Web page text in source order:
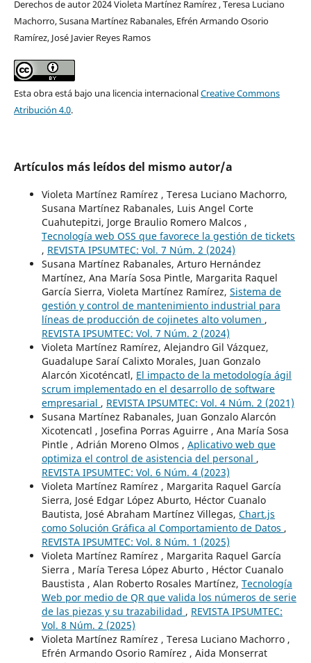
Derechos de autor 2024 Violeta Martínez Ramírez , Teresa Luciano
Machorro, Susana Martínez Rabanales, Efrén Armando Osorio
Ramírez, José Javier Reyes Ramos
Esta obra está bajo una licencia internacionalCreative Commons
Atribución 4.0.
Artículos más leídos del mismo autor/a
Violeta Martínez Ramírez , Teresa Luciano Machorro,
Susana Martínez Rabanales, Luis Angel Corte
Cuahutepitzi, Jorge Braulio Romero Malcos ,
Tecnología web OSS que favorece la gestión de tickets
, REVISTA IPSUMTEC: Vol. 7 Núm. 2 (2024)
Susana Martínez Rabanales, Arturo Hernández
Martínez, Ana María Sosa Pintle, Margarita Raquel
García Sierra, Violeta Martínez Ramírez, Sistema de
gestión y control de mantenimiento industrial para
líneas de producción de cojinetes alto volumen ,
REVISTA IPSUMTEC: Vol. 7 Núm. 2 (2024)
Violeta Martínez Ramírez, Alejandro Gil Vázquez,
Guadalupe Saraí Calixto Morales, Juan Gonzalo
Alarcón Xicoténcatl, El impacto de la metodología ágil
scrum implementado en el desarrollo de software
empresarial , REVISTA IPSUMTEC: Vol. 4 Núm. 2 (2021)
Susana Martínez Rabanales, Juan Gonzalo Alarcón
Xicotencatl , Josefina Porras Aguirre , Ana María Sosa
Pintle , Adrián Moreno Olmos , Aplicativo web que
optimiza el control de asistencia del personal ,
REVISTA IPSUMTEC: Vol. 6 Núm. 4 (2023)
Violeta Martínez Ramírez , Margarita Raquel García
Sierra, José Edgar López Aburto, Héctor Cuanalo
Bautista, José Abraham Martínez Villegas, Chart.js
como Solución Gráfica al Comportamiento de Datos ,
REVISTA IPSUMTEC: Vol. 8 Núm. 1 (2025)
Violeta Martínez Ramírez , Margarita Raquel García
Sierra , María Teresa López Aburto , Héctor Cuanalo
Baustista , Alan Roberto Rosales Martínez, Tecnología
Web por medio de QR que valida los números de serie
de las piezas y su trazabilidad , REVISTA IPSUMTEC:
Vol. 8 Núm. 2 (2025)
Violeta Martínez Ramírez , Teresa Luciano Machorro ,
Efrén Armando Osorio Ramírez , Aida Monserrat